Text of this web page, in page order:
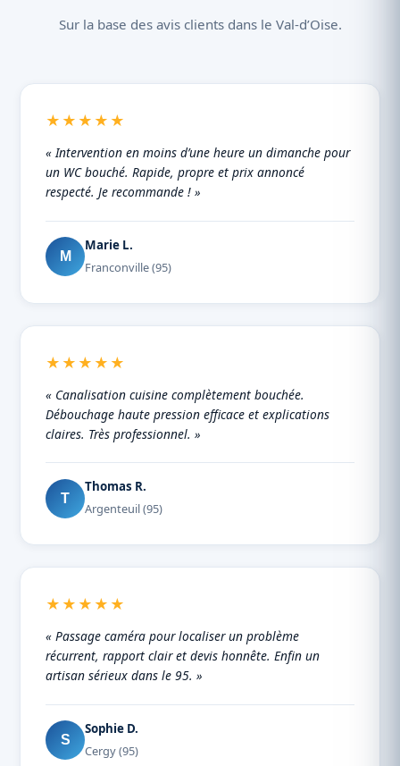
Sur la base des avis clients dans le Val-d’Oise.
★★★★★
« Intervention en moins d’une heure un dimanche pour
un WC bouché. Rapide, propre et prix annoncé
respecté. Je recommande ! »
M
Marie L.
Franconville (95)
★★★★★
« Canalisation cuisine complètement bouchée.
Débouchage haute pression efficace et explications
claires. Très professionnel. »
T
Thomas R.
Argenteuil (95)
★★★★★
« Passage caméra pour localiser un problème
récurrent, rapport clair et devis honnête. Enfin un
artisan sérieux dans le 95. »
S
Sophie D.
Cergy (95)